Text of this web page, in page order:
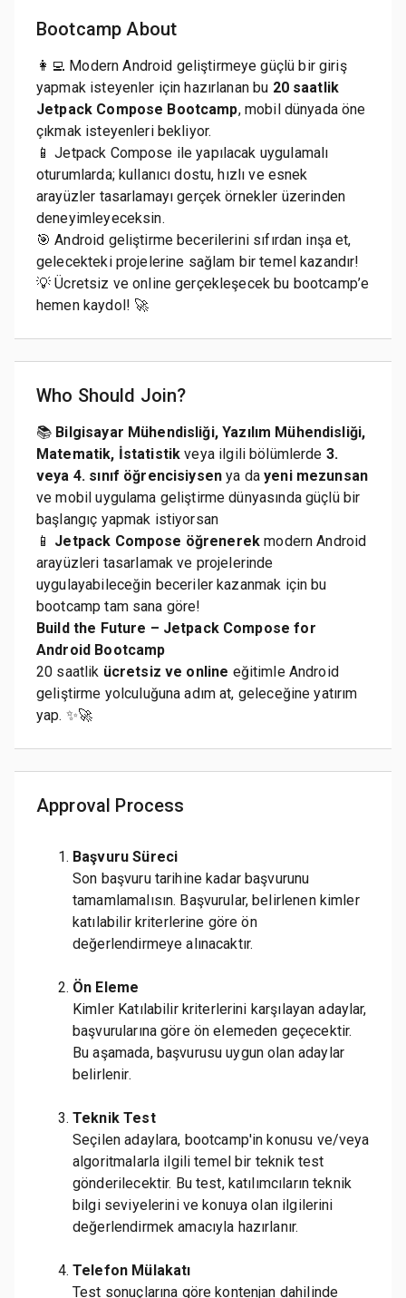
Bootcamp About
👩‍💻 Modern Android geliştirmeye güçlü bir giriş
yapmak isteyenler için hazırlanan bu 20 saatlik
Jetpack Compose Bootcamp, mobil dünyada öne
çıkmak isteyenleri bekliyor.
📱 Jetpack Compose ile yapılacak uygulamalı
oturumlarda; kullanıcı dostu, hızlı ve esnek
arayüzler tasarlamayı gerçek örnekler üzerinden
deneyimleyeceksin.
🎯 Android geliştirme becerilerini sıfırdan inşa et,
gelecekteki projelerine sağlam bir temel kazandır!
💡 Ücretsiz ve online gerçekleşecek bu bootcamp’e
hemen kaydol! 🚀
Who Should Join?
📚 Bilgisayar Mühendisliği, Yazılım Mühendisliği,
Matematik, İstatistik veya ilgili bölümlerde 3.
veya 4. sınıf öğrencisiysen ya dayeni mezunsan
ve mobil uygulama geliştirme dünyasında güçlü bir
başlangıç yapmak istiyorsan
📱 Jetpack Compose öğrenerek modern Android
arayüzleri tasarlamak ve projelerinde
uygulayabileceğin beceriler kazanmak için bu
bootcamp tam sana göre!
Build the Future – Jetpack Compose for
Android Bootcamp
20 saatlik ücretsiz ve online eğitimle Android
geliştirme yolculuğuna adım at, geleceğine yatırım
yap. ✨🚀
Approval Process
Başvuru Süreci
Son başvuru tarihine kadar başvurunu
tamamlamalısın. Başvurular, belirlenen kimler
katılabilir kriterlerine göre ön
değerlendirmeye alınacaktır.
Ön Eleme
Kimler Katılabilir kriterlerini karşılayan adaylar,
başvurularına göre ön elemeden geçecektir.
Bu aşamada, başvurusu uygun olan adaylar
belirlenir.
Teknik Test
Seçilen adaylara, bootcamp'in konusu ve/veya
algoritmalarla ilgili temel bir teknik test
gönderilecektir. Bu test, katılımcıların teknik
bilgi seviyelerini ve konuya olan ilgilerini
değerlendirmek amacıyla hazırlanır.
Telefon Mülakatı
Test sonuçlarına göre kontenjan dahilinde